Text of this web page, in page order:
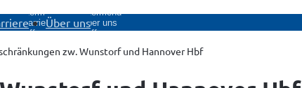
Untermenü
Karriere
öffnen
Über uns
Untermenü
Über uns
öffnen
zw. Wunstorf und Hannover Hbf